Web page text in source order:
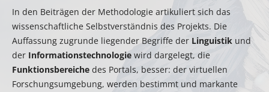
In den Beiträgen der Methodologie artikuliert sich das
wissenschaftliche Selbstverständnis des Projekts. Die
Auffassung zugrunde liegender Begriffe der Linguistik und
der Informationstechnologie wird dargelegt, die
Funktionsbereiche des Portals, besser: der virtuellen
Forschungsumgebung, werden bestimmt und markante